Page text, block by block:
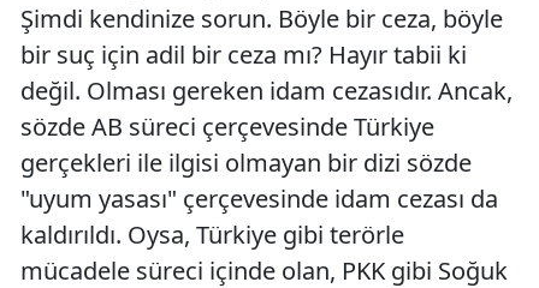
Şimdi kendinize sorun. Böyle bir ceza, böyle
bir suç için adil bir ceza mı? Hayır tabii ki
değil. Olması gereken idam cezasıdır. Ancak,
sözde AB süreci çerçevesinde Türkiye
gerçekleri ile ilgisi olmayan bir dizi sözde
"uyum yasası" çerçevesinde idam cezası da
kaldırıldı. Oysa, Türkiye gibi terörle
mücadele süreci içinde olan, PKK gibi Soğuk